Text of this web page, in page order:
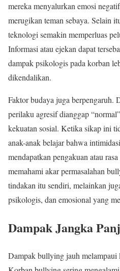
mereka menyalurkan emosi
merugikan teman sebaya. Selain
teknologi semakin memperluas
Informasi atau ejekan dapat
dampak psikologis pada korban
dikendalikan.
Faktor budaya juga berpengaruh.
perilaku agresif dianggap
kekuatan sosial. Ketika sikap ini
anak-anak belajar bahwa
mendapatkan pengakuan atau
memahami akar permasalahan
tindakan itu sendiri, melainkan
psikologis, dan emosional yang
Dampak Jangka
Dampak bullying jauh melampaui